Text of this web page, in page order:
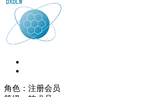
角色：注册会员